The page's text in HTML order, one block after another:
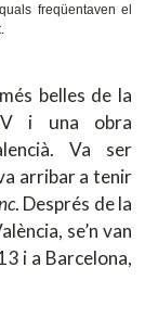
freqüentaven el
belles de la
i una obra
Va ser
arribar a tenir
. Després de la
se’n van
i a Barcelona,